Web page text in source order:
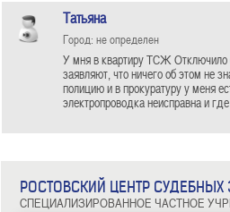
Татьяна
Город: не определен
У мня в квартиру ТСЖ Отключило
заявляют, что ничего об этом не
полицию и в прокуратуру у меня
электропроводка неисправна и
РОСТОВСКИЙ ЦЕНТР СУДЕБНЫХ
СПЕЦИАЛИЗИРОВАННОЕ ЧАСТНОЕ